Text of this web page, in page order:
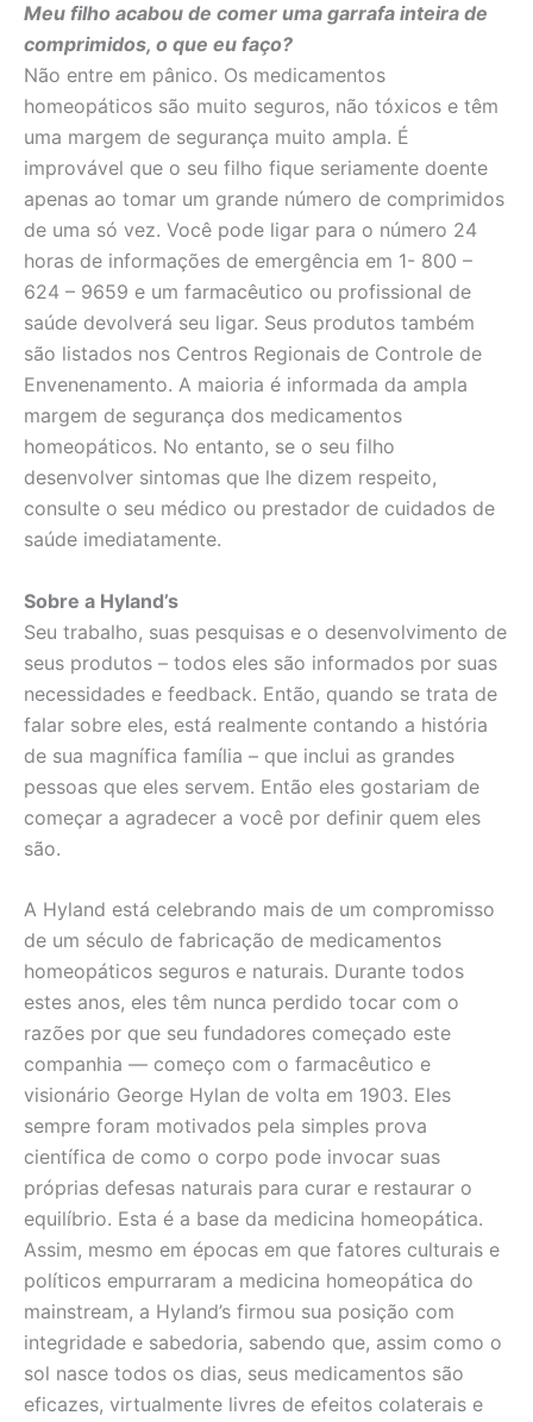
Meu filho acabou de comer uma garrafa inteira de
comprimidos, o que eu faço?
Não entre em pânico. Os medicamentos
homeopáticos são muito seguros, não tóxicos e têm
uma margem de segurança muito ampla. É
improvável que o seu filho fique seriamente doente
apenas ao tomar um grande número de comprimidos
de uma só vez. Você pode ligar para o número 24
horas de informações de emergência em 1- 800 –
624 – 9659 e um farmacêutico ou profissional de
saúde devolverá seu ligar. Seus produtos também
são listados nos Centros Regionais de Controle de
Envenenamento. A maioria é informada da ampla
margem de segurança dos medicamentos
homeopáticos. No entanto, se o seu filho
desenvolver sintomas que lhe dizem respeito,
consulte o seu médico ou prestador de cuidados de
saúde imediatamente.
Sobre a Hyland’s
Seu trabalho, suas pesquisas e o desenvolvimento de
seus produtos – todos eles são informados por suas
necessidades e feedback. Então, quando se trata de
falar sobre eles, está realmente contando a história
de sua magnífica família – que inclui as grandes
pessoas que eles servem. Então eles gostariam de
começar a agradecer a você por definir quem eles
são.
A Hyland está celebrando mais de um compromisso
de um século de fabricação de medicamentos
homeopáticos seguros e naturais. Durante todos
estes anos, eles têm nunca perdido tocar com o
razões por que seu fundadores começado este
companhia — começo com o farmacêutico e
visionário George Hylan de volta em 1903. Eles
sempre foram motivados pela simples prova
científica de como o corpo pode invocar suas
próprias defesas naturais para curar e restaurar o
equilíbrio. Esta é a base da medicina homeopática.
Assim, mesmo em épocas em que fatores culturais e
políticos empurraram a medicina homeopática do
mainstream, a Hyland’s firmou sua posição com
integridade e sabedoria, sabendo que, assim como o
sol nasce todos os dias, seus medicamentos são
eficazes, virtualmente livres de efeitos colaterais e